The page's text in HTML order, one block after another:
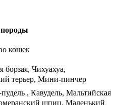
кошек
борзая, Чихуахуа,
терьер, Мини-пинчер
, Кавудель, Мальтийская
шпиц, Маленький